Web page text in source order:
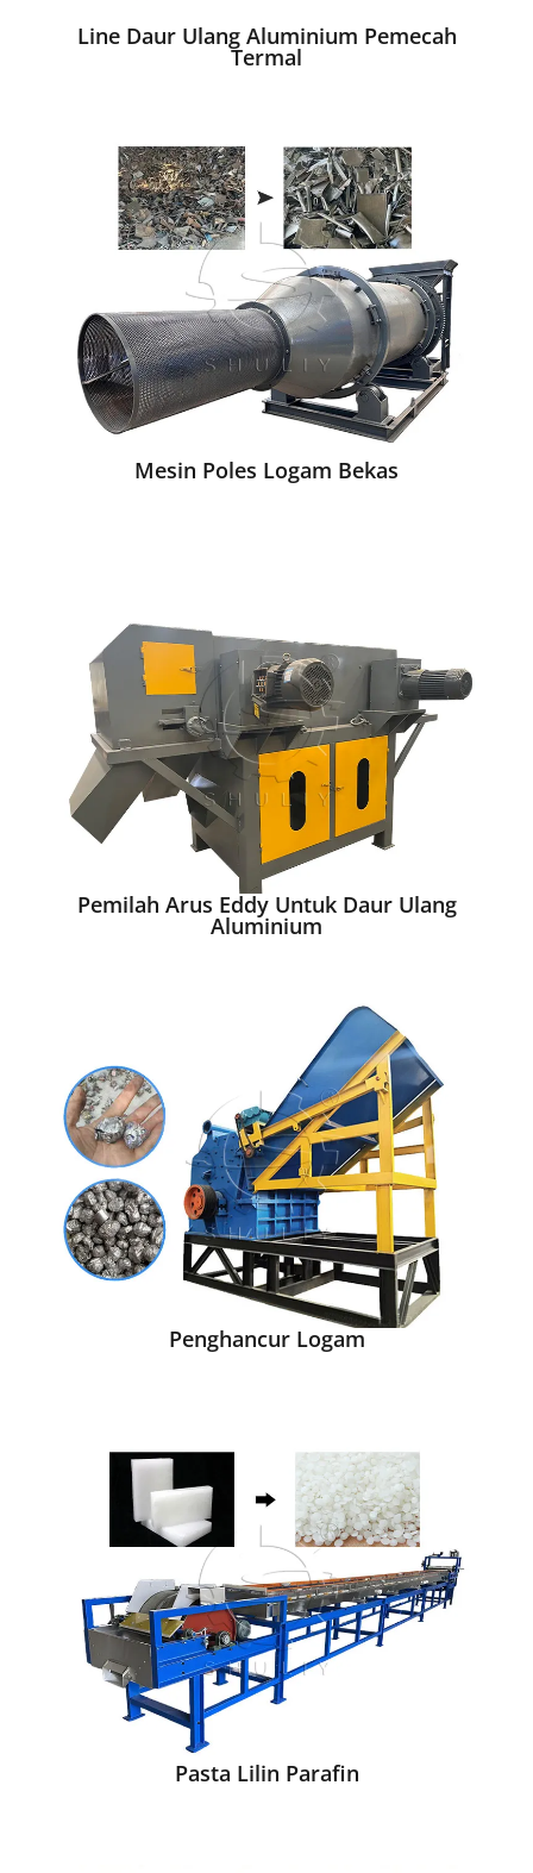
Line Daur Ulang Aluminium Pemecah
Termal
Mesin Poles Logam Bekas
Pemilah Arus Eddy Untuk Daur Ulang
Aluminium
Penghancur Logam
Pasta Lilin Parafin